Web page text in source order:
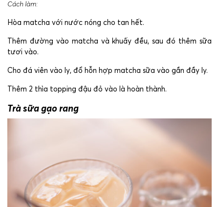
Cách làm:
Hòa matcha với nước nóng cho tan hết.
Thêm đường vào matcha và khuấy đều, sau đó thêm sữa
tươi vào.
Cho đá viên vào ly, đổ hỗn hợp matcha sữa vào gần đầy ly.
Thêm 2 thìa topping đậu đỏ vào là hoàn thành.
Trà sữa gạo rang